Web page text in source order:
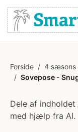
Forside / 4 sæsons
/ Sovepose -
Dele af
med hjælp fra AI.